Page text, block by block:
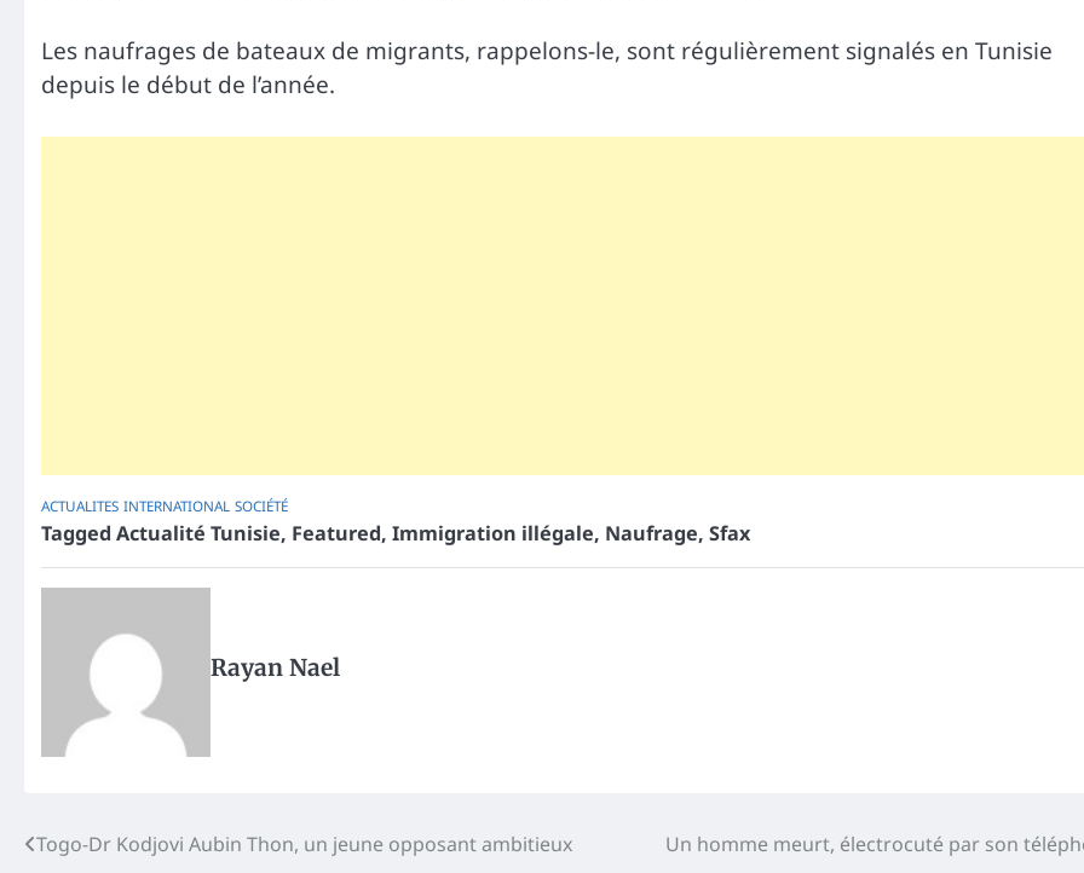
Les naufrages de bateaux de migrants, rappelons-le, sont régulièrement signalés en Tunisie
depuis le début de l’année.
ACTUALITES INTERNATIONAL SOCIÉTÉ
Tagged Actualité Tunisie, Featured, Immigration illégale, Naufrage, Sfax
Rayan Nael
Post
Togo-Dr Kodjovi Aubin Thon, un jeune opposant ambitieux Un homme meurt, électrocuté par son